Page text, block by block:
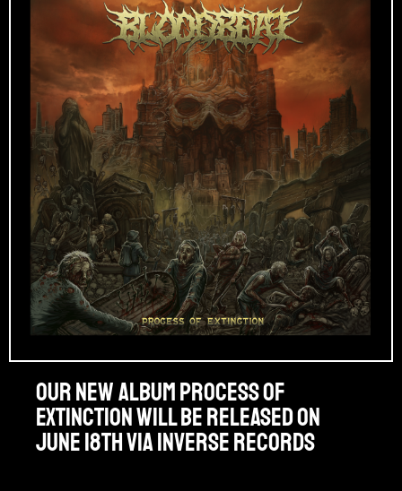
Our new album PROCESS OF
EXTINCTION will be released on
June 18th via Inverse Records